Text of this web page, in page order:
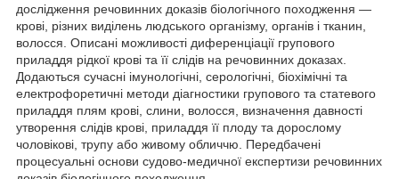
дослідження речовинних доказів біологічного походження —
крові, різних виділень людського організму, органів і тканин,
волосся. Описані можливості диференціації групового
приладдя рідкої крові та її слідів на речовинних доказах.
Додаються сучасні імунологічні, серологічні, біохімічні та
електрофоретичні методи діагностики групового та статевого
приладдя плям крові, слини, волосся, визначення давності
утворення слідів крові, приладдя її плоду та дорослому
чоловікові, трупу або живому обличчю. Передбачені
процесуальні основи судово-медичної експертизи речовинних